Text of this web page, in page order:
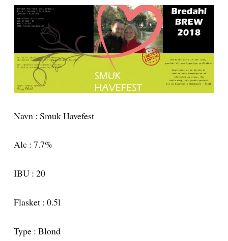
Navn : Smuk Havefest
Alc : 7.7%
IBU : 20
Flasket : 0.5l
Type : Blond